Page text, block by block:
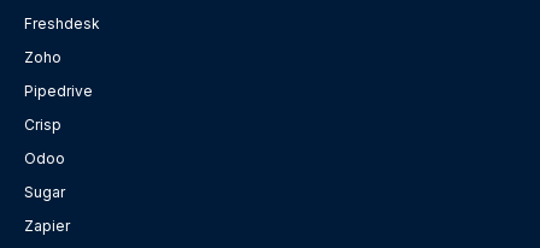
Freshdesk
Zoho
Pipedrive
Crisp
Odoo
Sugar
Zapier